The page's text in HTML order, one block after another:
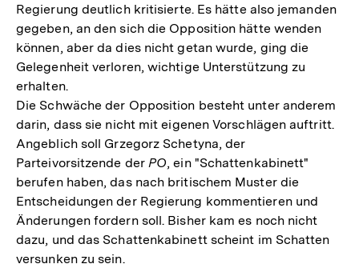
Regierung deutlich kritisierte. Es hätte also jemanden
gegeben, an den sich die Opposition hätte wenden
können, aber da dies nicht getan wurde, ging die
Gelegenheit verloren, wichtige Unterstützung zu
erhalten.
Die Schwäche der Opposition besteht unter anderem
darin, dass sie nicht mit eigenen Vorschlägen auftritt.
Angeblich soll Grzegorz Schetyna, der
Parteivorsitzende der PO, ein "Schattenkabinett"
berufen haben, das nach britischem Muster die
Entscheidungen der Regierung kommentieren und
Änderungen fordern soll. Bisher kam es noch nicht
dazu, und das Schattenkabinett scheint im Schatten
versunken zu sein.